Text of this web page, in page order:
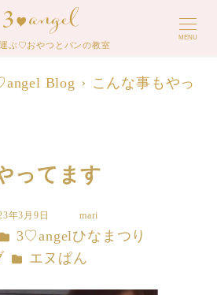
ぶ♡おやつとパンの教室
MENU
Blog
こんな事もやっ
ってます
年3月9日
者
mari
カテゴリー
3♡angelひなまつり
カテゴリー
エヌぱん